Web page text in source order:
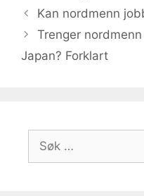
Kan nordmenn
Trenger
Japan? Forklart
etter: